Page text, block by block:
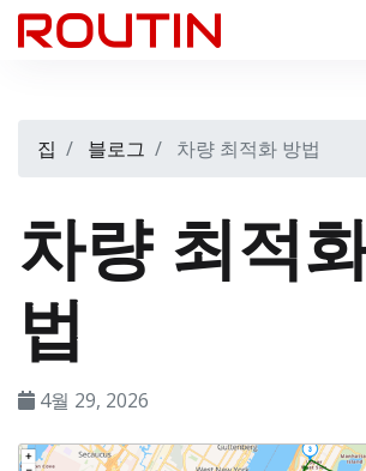
집 블로그 차량 최적화 방법
차량 최적
법
4월 29, 2026